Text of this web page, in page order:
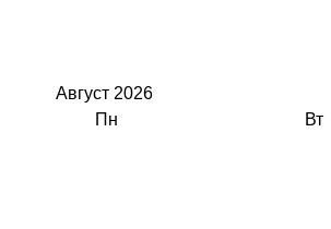
Август 2026
Пн
Вт